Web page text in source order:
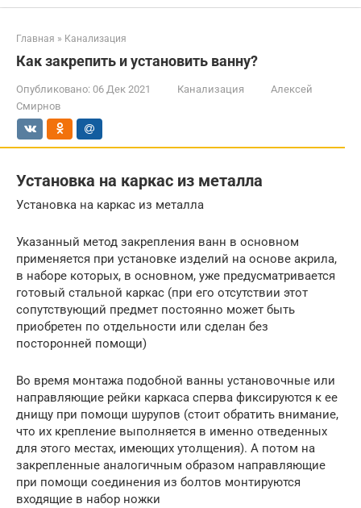
Главная » Канализация
Как закрепить и установить ванну?
Опубликовано: 06 Дек 2021 Канализация
Алексей
Смирнов
Установка на каркас из металла
Установка на каркас из металла
Указанный метод закрепления ванн в основном
применяется при установке изделий на основе акрила,
в наборе которых, в основном, уже предусматривается
готовый стальной каркас (при его отсутствии этот
сопутствующий предмет постоянно может быть
приобретен по отдельности или сделан без
посторонней помощи)
Во время монтажа подобной ванны установочные или
направляющие рейки каркаса сперва фиксируются к ее
днищу при помощи шурупов (стоит обратить внимание,
что их крепление выполняется в именно отведенных
для этого местах, имеющих утолщения). А потом на
закрепленные аналогичным образом направляющие
при помощи соединения из болтов монтируются
входящие в набор ножки